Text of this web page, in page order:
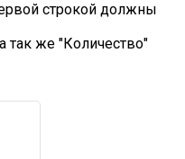
строкой должны
так же "Количество"